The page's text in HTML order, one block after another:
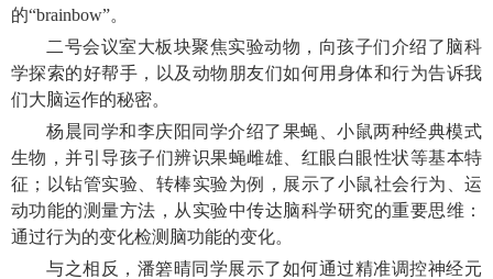
的“brainbow”。
二号会议室大板块聚焦实验动物，向孩子们介绍了脑科
学探索的好帮手，以及动物朋友们如何用身体和行为告诉我
们大脑运作的秘密。
杨晨同学和李庆阳同学介绍了果蝇、小鼠两种经典模式
生物，并引导孩子们辨识果蝇雌雄、红眼白眼性状等基本特
征；以钻管实验、转棒实验为例，展示了小鼠社会行为、运
动功能的测量方法，从实验中传达脑科学研究的重要思维：
通过行为的变化检测脑功能的变化。
与之相反，潘箬晴同学展示了如何通过精准调控神经元